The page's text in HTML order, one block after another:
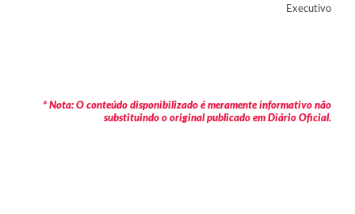
Executivo
* Nota: O conteúdo disponibilizado é meramente informativo não
substituindo o original publicado em Diário Oficial.